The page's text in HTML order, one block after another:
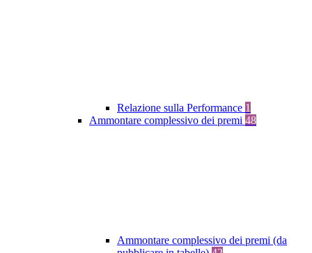
Relazione sulla Performance 1
Ammontare complessivo dei premi 48
Ammontare complessivo dei premi (da